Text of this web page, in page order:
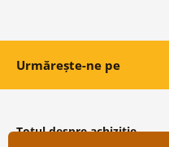
Urmărește-ne pe
Totul despre achiziție